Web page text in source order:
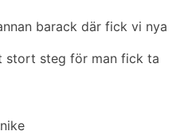
barack där fick vi nya
stort steg för man fick ta